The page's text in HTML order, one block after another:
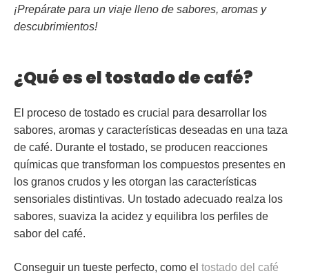
¡Prepárate para un viaje lleno de sabores, aromas y
descubrimientos!
¿Qué es el tostado de café?
El proceso de tostado es crucial para desarrollar los
sabores, aromas y características deseadas en una taza
de café. Durante el tostado, se producen reacciones
químicas que transforman los compuestos presentes en
los granos crudos y les otorgan las características
sensoriales distintivas. Un tostado adecuado realza los
sabores, suaviza la acidez y equilibra los perfiles de
sabor del café.
Conseguir un tueste perfecto, como el tostado del café